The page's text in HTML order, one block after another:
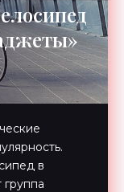
в
группа